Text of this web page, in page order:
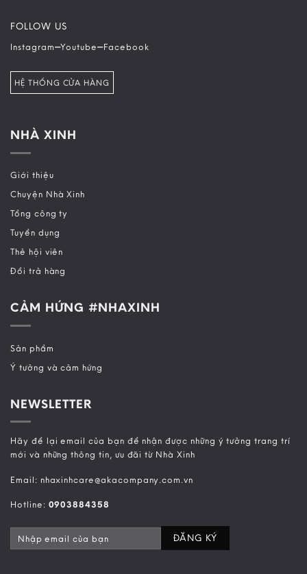
FOLLOW US
Instagram–Youtube–Facebook
HỆ THỐNG CỬA HÀNG
NHÀ XINH
Giới thiệu
Chuyện Nhà Xinh
Tổng công ty
Tuyển dụng
Thẻ hội viên
Đổi trả hàng
CẢM HỨNG #NHAXINH
Sản phẩm
Ý tưởng và cảm hứng
NEWSLETTER
Hãy để lại email của bạn để nhận được những ý tưởng trang trí
mới và những thông tin, ưu đãi từ Nhà Xinh
Email: nhaxinhcare@akacompany.com.vn
Hotline: 0903884358